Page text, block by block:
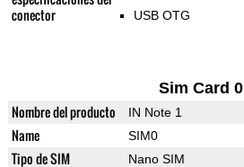
conector
USB OTG
Sim Card 0
Nombre del producto IN Note 1
Name SIM0
Tipo de SIM Nano SIM